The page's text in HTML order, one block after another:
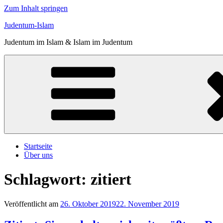
Zum Inhalt springen
Judentum-Islam
Judentum im Islam & Islam im Judentum
Startseite
Über uns
Schlagwort: zitiert
Veröffentlicht am 26. Oktober 201922. November 2019